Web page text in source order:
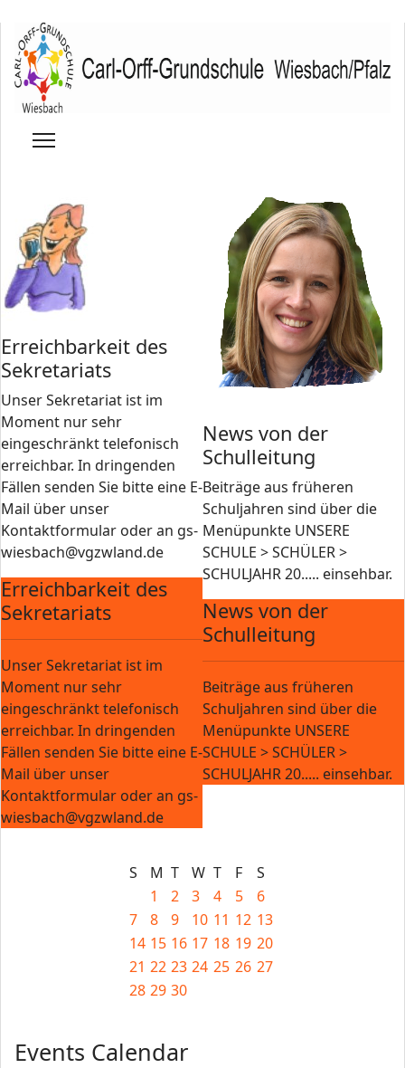
Erreichbarkeit des
Sekretariats
Unser Sekretariat ist im
Moment nur sehr
eingeschränkt telefonisch
erreichbar. In dringenden
Fällen senden Sie bitte eine E-
Mail über unser
Kontaktformular oder an gs-
wiesbach@vgzwland.de
Erreichbarkeit des
Sekretariats
Unser Sekretariat ist im
Moment nur sehr
eingeschränkt telefonisch
erreichbar. In dringenden
Fällen senden Sie bitte eine E-
Mail über unser
Kontaktformular oder an gs-
wiesbach@vgzwland.de
News von der
Schulleitung
Beiträge aus früheren
Schuljahren sind über die
Menüpunkte UNSERE
SCHULE > SCHÜLER >
SCHULJAHR 20..... einsehbar.
News von der
Schulleitung
Beiträge aus früheren
Schuljahren sind über die
Menüpunkte UNSERE
SCHULE > SCHÜLER >
SCHULJAHR 20..... einsehbar.
S M T W T F
S
1
2 3 4 5
6
7
8 9 10 11 12 13
14 15 16 17 18 19 20
21 22 23 24 25 26 27
28 29 30
Events Calendar